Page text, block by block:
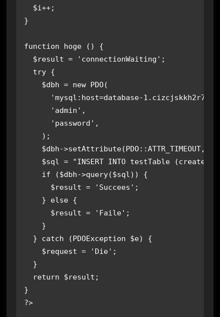
  $i++;
}
function hoge () {
  $result = 'connectionWaiting';
  try {
    $dbh = new PDO(
'mysql:host=database-
      'admin',
      'password',
    );
$dbh->setAttribute(PDO::ATTR_TIMEOUT,
$sql = "INSERT INTO testTable (created)
    if ($dbh->query($sql)) {
      $result = 'Succees';
    } else {
      $result = 'Faile';
    }
  } catch (PDOException $e) {
    $request = 'Die';
  }
  return $result;
}
?>